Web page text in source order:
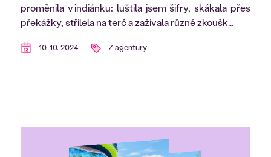
proměnila v indiánku: luštila jsem šifry, skákala přes
překážky, střílela na terč a zažívala různé zkoušk...
10. 10. 2024 Z agentury